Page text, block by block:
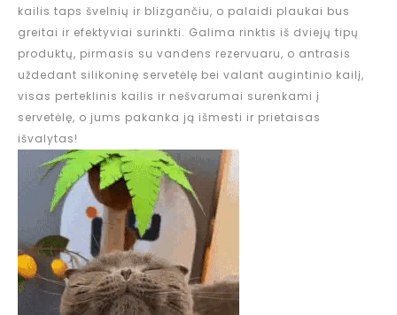
kailis taps švelnių ir blizgančiu, o palaidi plaukai bus
greitai ir efektyviai surinkti. Galima rinktis iš dviejų tipų
produktų, pirmasis su vandens rezervuaru, o antrasis
uždedant silikoninę servetėlę bei valant augintinio kailį,
visas perteklinis kailis ir nešvarumai surenkami į
servetėlę, o jums pakanka ją išmesti ir prietaisas
išvalytas!